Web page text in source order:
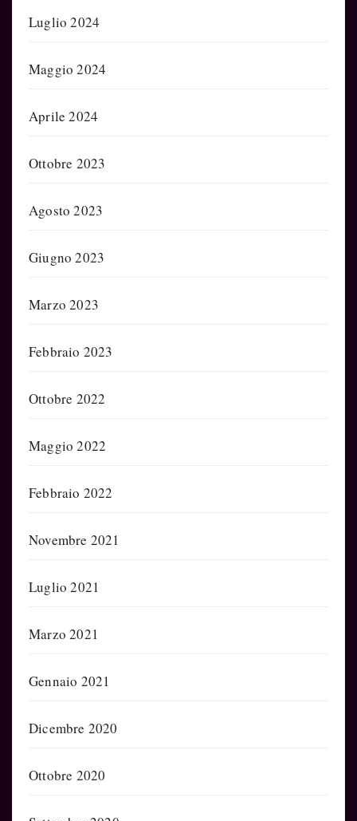
Luglio 2024
Maggio 2024
Aprile 2024
Ottobre 2023
Agosto 2023
Giugno 2023
Marzo 2023
Febbraio 2023
Ottobre 2022
Maggio 2022
Febbraio 2022
Novembre 2021
Luglio 2021
Marzo 2021
Gennaio 2021
Dicembre 2020
Ottobre 2020